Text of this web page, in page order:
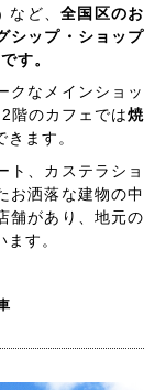
など、全国区のお
シップ・ショップ
です。
クなメインショッ
階のカフェでは焼
ます。
ト、カステラショ
お洒落な建物の中
舗があり、地元の
す。